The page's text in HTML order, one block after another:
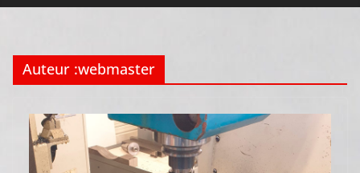
Auteur :webmaster